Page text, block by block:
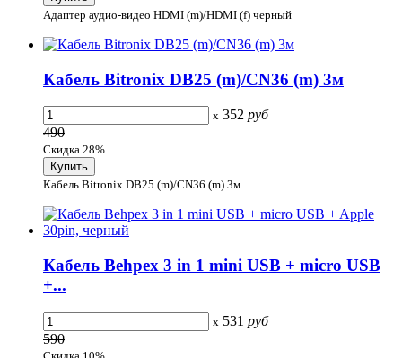
Адаптер аудио-видео HDMI (m)/HDMI (f) черный
Кабель Bitronix DB25 (m)/CN36 (m) 3м
x 352 руб
490
Скидка 28%
Кабель Bitronix DB25 (m)/CN36 (m) 3м
Кабель Behpex 3 in 1 mini USB + micro USB
+...
x 531 руб
590